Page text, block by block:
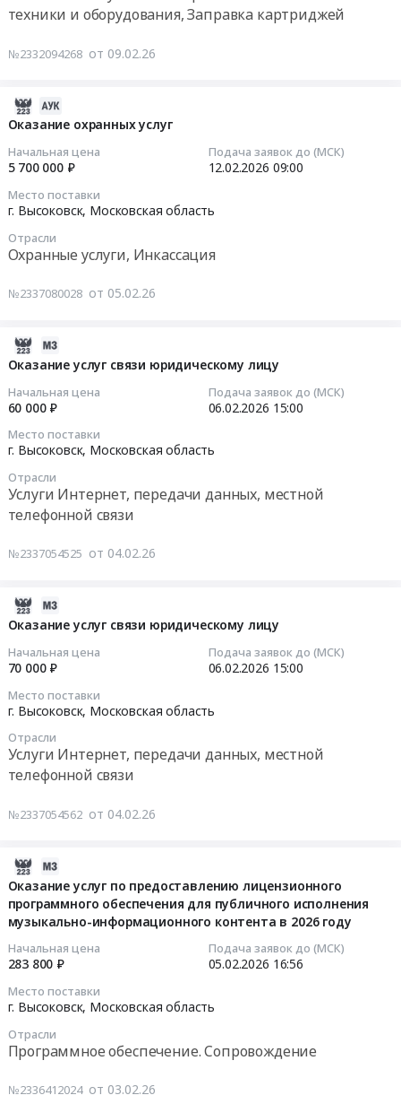
техники и оборудования, Заправка картриджей
№2332094268 от 09.02.26
Оказание охранных услуг
Начальная цена
5 700 000 ₽
Подача заявок до (МСК)
12.02.2026 09:00
Место поставки
г. Высоковск, Московская область
Отрасли
Охранные услуги, Инкассация
№2337080028 от 05.02.26
Оказание услуг связи юридическому лицу
Начальная цена
60 000 ₽
Подача заявок до (МСК)
06.02.2026 15:00
Место поставки
г. Высоковск, Московская область
Отрасли
Услуги Интернет, передачи данных, местной
телефонной связи
№2337054525 от 04.02.26
Оказание услуг связи юридическому лицу
Начальная цена
70 000 ₽
Подача заявок до (МСК)
06.02.2026 15:00
Место поставки
г. Высоковск, Московская область
Отрасли
Услуги Интернет, передачи данных, местной
телефонной связи
№2337054562 от 04.02.26
Оказание услуг по предоставлению лицензионного
программного обеспечения для публичного исполнения
музыкально-информационного контента в 2026 году
Начальная цена
283 800 ₽
Подача заявок до (МСК)
05.02.2026 16:56
Место поставки
г. Высоковск, Московская область
Отрасли
Программное обеспечение. Сопровождение
№2336412024 от 03.02.26